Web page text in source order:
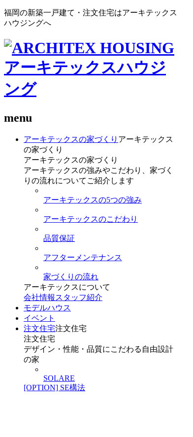
福岡の新築一戸建て・注文住宅はアーキテックス
ハウジングへ
menu
アーキテックスの家づくり アーキテックス
の家づくり
アーキテックスの家づくり
アーキテックスの強みやこだわり、家づく
りの流れについてご紹介します
アーキテックスの5つの強み
アーキテックスのこだわり
品質保証
アフターメンテナンス
家づくりの流れ
アーキテックスについて
会社情報 スタッフ紹介
モデルハウス
イベント
注文住宅注文住宅
注文住宅
デザイン・性能・品質にこだわる自由設計
の家
SOLARE
[OPTION] SE構法